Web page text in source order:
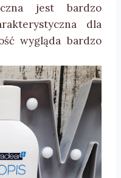
jest bardzo
dla
wygląda bardzo